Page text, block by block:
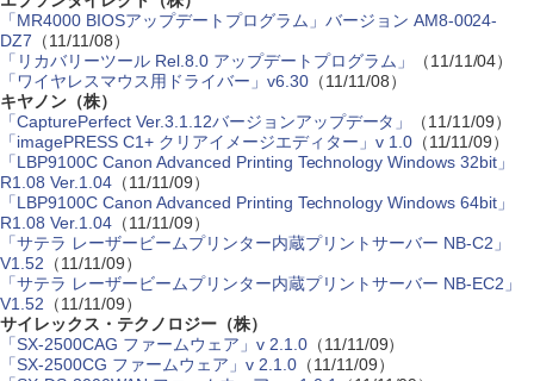
「MR4000 BIOSアップデートプログラム」バージョン AM8-0024-
DZ7 （11/11/08）
「リカバリーツール Rel.8.0 アップデートプログラム」
（11/11/04）
「ワイヤレスマウス用ドライバー」v6.30（11/11/08）
キヤノン（株）
「CapturePerfect Ver.3.1.12バージョンアップデータ」
（11/11/09）
「imagePRESS C1+ クリアイメージエディター」v 1.0（11/11/09）
「LBP9100C Canon Advanced Printing Technology Windows 32bit」
R1.08 Ver.1.04（11/11/09）
「LBP9100C Canon Advanced Printing Technology Windows 64bit」
R1.08 Ver.1.04（11/11/09）
「サテラ レーザービームプリンター内蔵プリントサーバー NB-C2」
V1.52 （11/11/09）
「サテラ レーザービームプリンター内蔵プリントサーバー NB-EC2」
V1.52 （11/11/09）
サイレックス・テクノロジー（株）
「SX-2500CAG ファームウェア」v 2.1.0（11/11/09）
「SX-2500CG ファームウェア」v 2.1.0（11/11/09）